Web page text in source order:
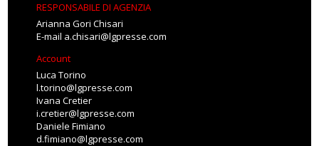
RESPONSABILE DI AGENZIA
Arianna Gori Chisari
E-mail a.chisari@lgpresse.com
Account
Luca Torino
l.torino@lgpresse.com
Ivana Cretier
i.cretier@lgpresse.com
Daniele Fimiano
d.fimiano@lgpresse.com